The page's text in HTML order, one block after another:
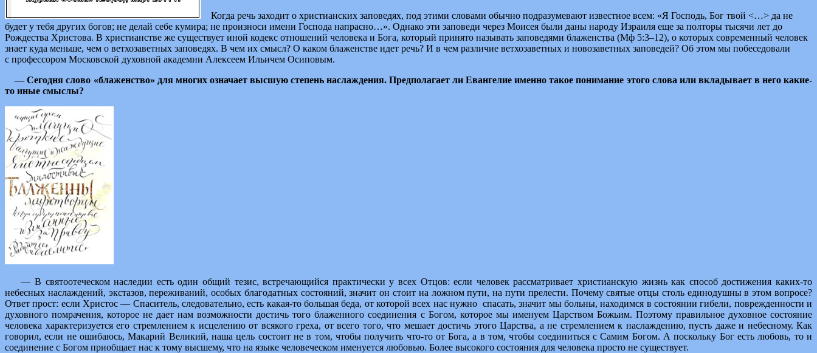
Когда речь заходит о христианских заповедях, под этими словами обычно подразумевают известное всем: «Я Господь, Бог твой <…> да не
будет у тебя других богов; не делай себе кумира; не произноси имени Господа напрасно…». Однако эти заповеди через Моисея были даны народу Израиля еще за полторы тысячи лет до
Рождества Христова. В христианстве же существует иной кодекс отношений человека и Бога, который принято называть заповедями блаженства (Мф 5:3–12), о которых современный человек
знает куда меньше, чем о ветхозаветных заповедях. В чем их смысл? О каком блаженстве идет речь? И в чем различие ветхозаветных и новозаветных заповедей? Об этом мы побеседовали
с профессором Московской духовной академии Алексеем Ильичем Осиповым.
— Сегодня слово «блаженство» для многих означает высшую степень наслаждения. Предполагает ли Евангелие именно такое понимание этого слова или вкладывает в него какие-
то иные смыслы?
— В святоотеческом наследии есть один общий тезис, встречающийся практически у всех Отцов: если человек рассматривает христианскую жизнь как способ достижения каких-то
небесных наслаждений, экстазов, переживаний, особых благодатных состояний, значит он стоит на ложном пути, на пути прелести. Почему святые отцы столь единодушны в этом вопросе?
Ответ прост: если Христос — Спаситель, следовательно, есть какая-то большая беда, от которой всех нас нужно спасать, значит мы больны, находимся в состоянии гибели, поврежденности и
духовного помрачения, которое не дает нам возможности достичь того блаженного соединения с Богом, которое мы именуем Царством Божьим. Поэтому правильное духовное состояние
человека характеризуется его стремлением к исцелению от всякого греха, от всего того, что мешает достичь этого Царства, а не стремлением к наслаждению, пусть даже и небесному. Как
говорил, если не ошибаюсь, Макарий Великий, наша цель состоит не в том, чтобы получить что-то от Бога, а в том, чтобы соединиться с Самим Богом. А поскольку Бог есть любовь, то и
соединение с Богом приобщает нас к тому высшему, что на языке человеческом именуется любовью. Более высокого состояния для человека просто не существует.